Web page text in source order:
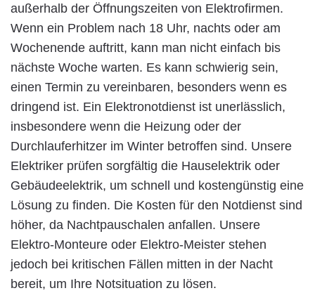
außerhalb der Öffnungszeiten von Elektrofirmen.
Wenn ein Problem nach 18 Uhr, nachts oder am
Wochenende auftritt, kann man nicht einfach bis
nächste Woche warten. Es kann schwierig sein,
einen Termin zu vereinbaren, besonders wenn es
dringend ist. Ein Elektronotdienst ist unerlässlich,
insbesondere wenn die Heizung oder der
Durchlauferhitzer im Winter betroffen sind. Unsere
Elektriker prüfen sorgfältig die Hauselektrik oder
Gebäudeelektrik, um schnell und kostengünstig eine
Lösung zu finden. Die Kosten für den Notdienst sind
höher, da Nachtpauschalen anfallen. Unsere
Elektro-Monteure oder Elektro-Meister stehen
jedoch bei kritischen Fällen mitten in der Nacht
bereit, um Ihre Notsituation zu lösen.